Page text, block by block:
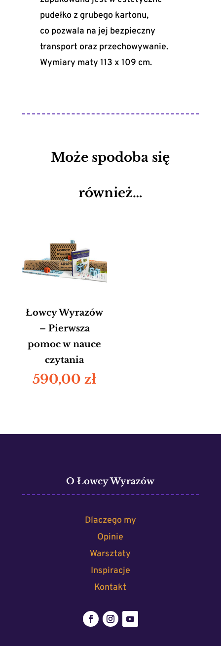
pudełko z grubego kartonu,
co pozwala na jej bezpieczny
transport oraz przechowywanie.
Wymiary maty 113 x 109 cm.
Może spodoba się
również…
Łowcy Wyrazów
– Pierwsza
pomoc w nauce
czytania
590,00zł
O Łowcy Wyrazów
Dlaczego my
Opinie
Warsztaty
Inspiracje
Kontakt